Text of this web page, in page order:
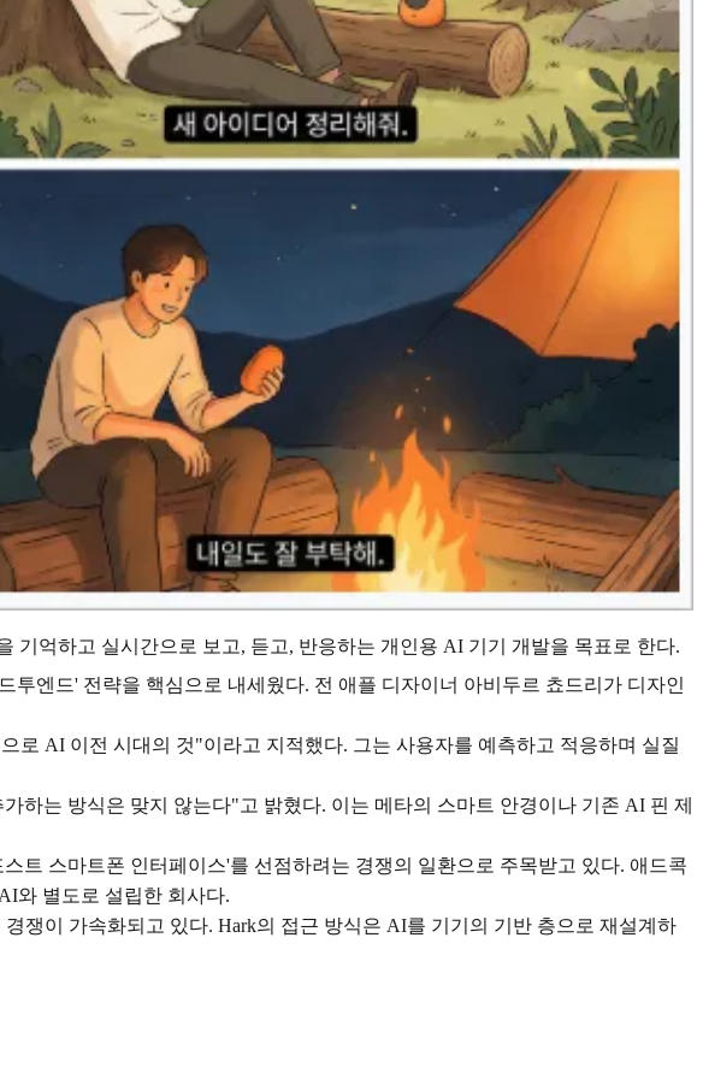
기억하고 실시간으로 보고, 듣고, 반응하는 개인용 AI 기기 개발을 목표로 한다.
투엔드' 전략을 핵심으로 내세웠다. 전 애플 디자이너 아비두르 쵸드리가 디자인
AI 이전 시대의 것"이라고 지적했다. 그는 사용자를 예측하고 적응하며 실질
하는 방식은 맞지 않는다"고 밝혔다. 이는 메타의 스마트 안경이나 기존 AI 핀 제
트 스마트폰 인터페이스'를 선점하려는 경쟁의 일환으로 주목받고 있다. 애드콕
와 별도로 설립한 회사다.
쟁이 가속화되고 있다. Hark의 접근 방식은 AI를 기기의 기반 층으로 재설계하